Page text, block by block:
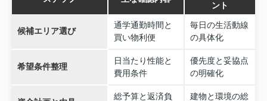
ント
候補エリア選び
通学通勤時間と
買い物利便
毎日の生活動線
の具体化
希望条件整理
日当たり性能と
費用条件
優先度と妥協点
の明確化
総予算と返済負
建物と環境の総